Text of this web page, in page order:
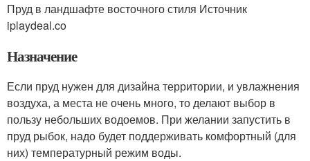
Пруд в ландшафте восточного стиля Источник
iplaydeal.co
Назначение
Если пруд нужен для дизайна территории, и увлажнения
воздуха, а места не очень много, то делают выбор в
пользу небольших водоемов. При желании запустить в
пруд рыбок, надо будет поддерживать комфортный (для
них) температурный режим воды.